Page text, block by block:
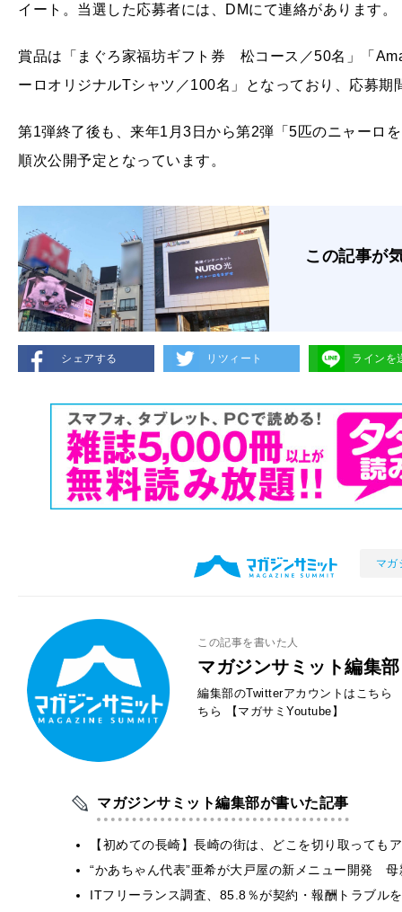
イート。当選した応募者には、DMにて連絡があります。
賞品は「まぐろ家福坊ギフト券 松コース／50名」「
ーロオリジナルTシャツ／100名」となっており、応募期
第1弾終了後も、来年1月3日から第2弾「5匹のニャーロ
順次公開予定となっています。
この記事が
シェアする リツィート ラインを
マガ
この記事を書いた人
マガジンサミット編集部
編集部のTwitterアカウントはこちら
ちら
【マガサミYoutube】
マガジンサミット編集部が書いた記事
【初めての長崎】長崎の街は、どこを切り取って
“かあちゃん代表”亜希が大戸屋の新メニュー開発
ITフリーランス調査、85.8％が契約・報酬トラブ